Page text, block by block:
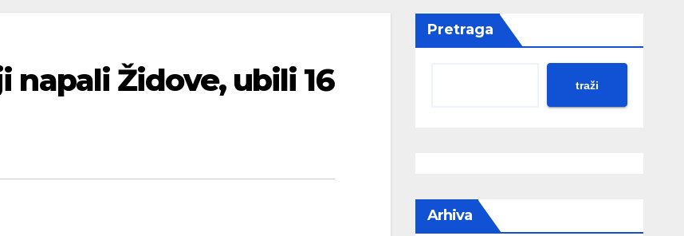
napali Židove, ubili 16
Pretraga
traži
Arhiva